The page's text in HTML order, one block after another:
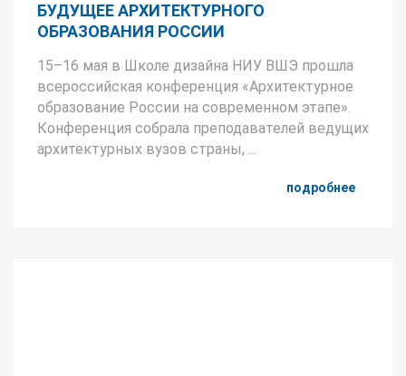
БУДУЩЕЕ АРХИТЕКТУРНОГО
ОБРАЗОВАНИЯ РОССИИ
15–16 мая в Школе дизайна НИУ ВШЭ прошла
всероссийская конференция «Архитектурное
образование России на современном этапе».
Конференция собрала преподавателей ведущих
архитектурных вузов страны, ...
подробнее